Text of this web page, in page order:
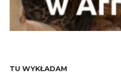
TU WYKŁADAM